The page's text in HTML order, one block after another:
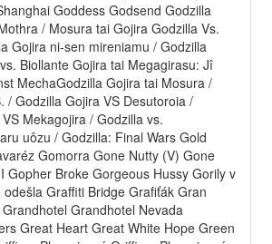
Goddess Godsend Godzilla
/ Mosura tai Gojira Godzilla Vs.
Gojira ni-sen mireniamu / Godzilla
Biollante Gojira tai Megagirasu: Jî
MechaGodzilla Gojira tai Mosura /
/ Godzilla Gojira VS Desutoroia /
Mekagojira / Godzilla vs.
uôzu / Godzilla: Final Wars Gold
Gomorra Gone Nutty (V) Gone
Broke Gorgeous Hussy Gorily v
Graffiti Bridge Grafiťák Gran
Grandhotel Nevada
Great Heart Great White Hope Green